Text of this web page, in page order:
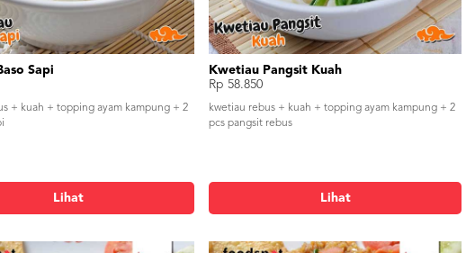
Sapi
+ kuah + topping ayam kampung + 2
Lihat
Kwetiau Pangsit Kuah
Rp 58.850
kwetiau rebus + kuah + topping ayam kampung + 2
pcs pangsit rebus
Lihat